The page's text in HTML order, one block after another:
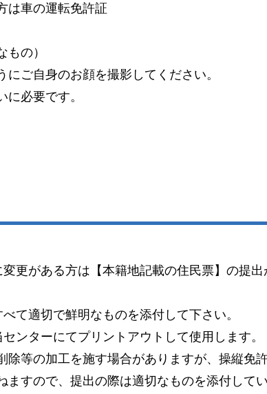
車の運転免許証
もの）
ご自身のお顔を撮影してください。
必要です。
更がある方は【本籍地記載の住民票】の提出
て適切で鮮明なものを添付して下さい。
ンターにてプリントアウトして使用します。
等の加工を施す場合がありますが、操縦免許
ますので、提出の際は適切なものを添付して